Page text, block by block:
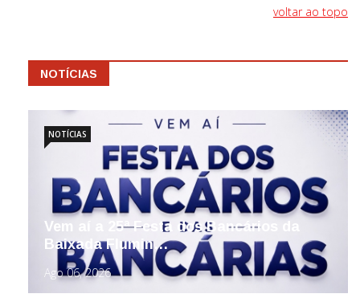
voltar ao topo
NOTÍCIAS
Vem aí a 25ª Festa dos Bancários da
Baixada Flumin…
Ago 06, 2026
NOTÍCIAS